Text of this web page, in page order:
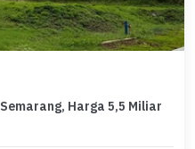
Harga 5,5 Miliar